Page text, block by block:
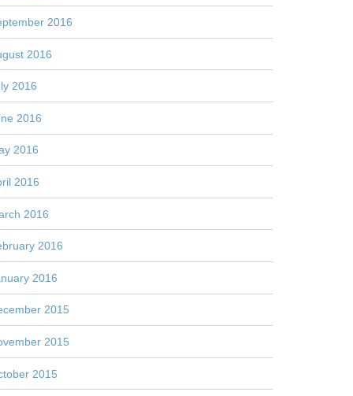
2016
2016
2016
2016
2016
2016
2016
2016
2016
2015
2015
2015